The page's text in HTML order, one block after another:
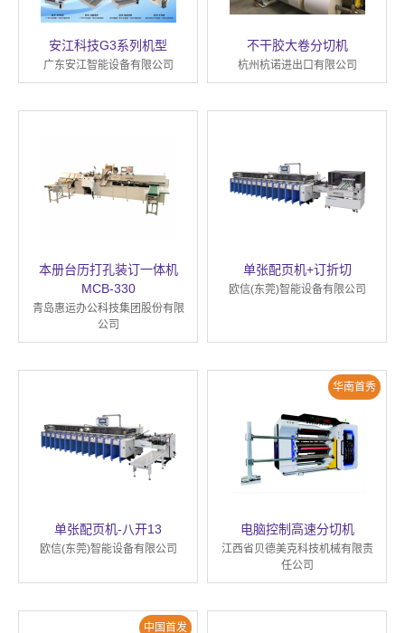
安江科技G3系列机型
广东安江智能设备有限公司
不干胶大卷分切机
杭州杭诺进出口有限公司
本册台历打孔装订一体机
MCB-330
青岛惠运办公科技集团股份有限
公司
单张配页机+订折切
欧信(东莞)智能设备有限公司
单张配页机-八开13
欧信(东莞)智能设备有限公司
华南首秀
电脑控制高速分切机
江西省贝德美克科技机械有限责
任公司
中国首发